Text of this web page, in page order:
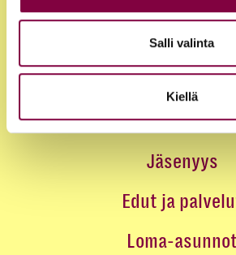
Salli valinta
Kiellä
Jäsenyys
Edut ja
Loma-asunnot